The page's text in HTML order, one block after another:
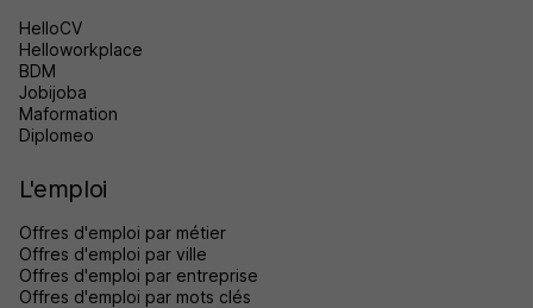
HelloCV
Helloworkplace
BDM
Jobijoba
Maformation
Diplomeo
L'emploi
Offres d'emploi par métier
Offres d'emploi par ville
Offres d'emploi par entreprise
Offres d'emploi par mots clés